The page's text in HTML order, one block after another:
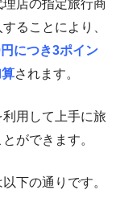
店の指定旅行商
ることにより、
につき3ポイン
されます。
用して上手に旅
ができます。
下の通りです。